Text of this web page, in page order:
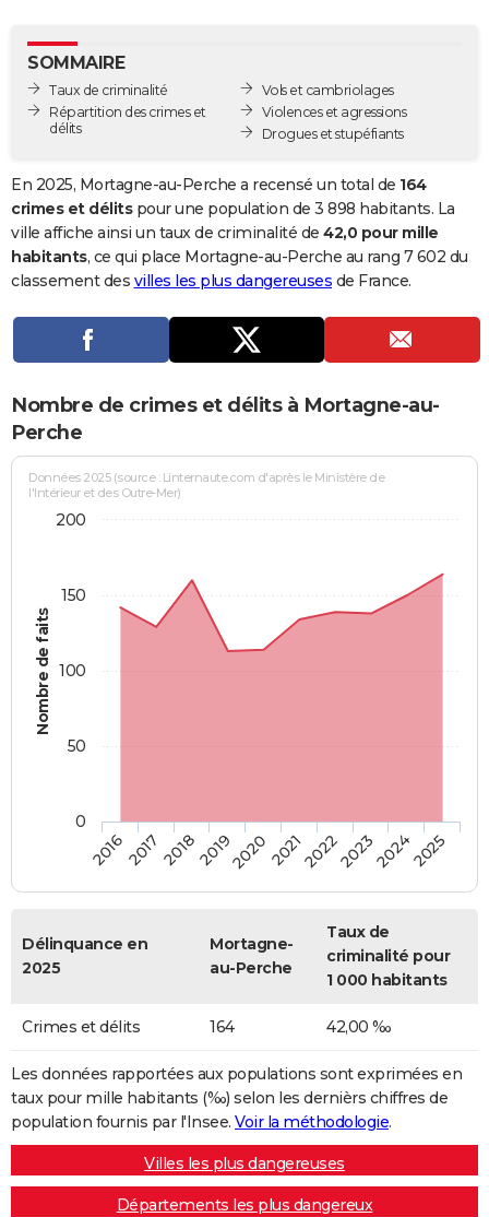
BONS PLANS
CARTE DE VOEUX
Dictionnaire
Biographies
Citations
Expressions
Proverbes
PROGRAMME TV
S'inscrire
Se connecter
Lycées
Collèges
Primaires
Universités
Entreprises
Service militaire
Avis de recherche
AVIS DE DÉCÈS
SOMMAIRE
Taux de criminalité
Répartition des crimes et
délits
Vols et cambriolages
Violences et agressions
Drogues et stupéfiants
En 2025, Mortagne-au-Perche a recensé un total de 164
crimes et délitspour une population de 3 898 habitants. La
ville affiche ainsi un taux de criminalité de 42,0 pour mille
habitants, ce qui place Mortagne-au-Perche au rang 7 602 du
classement des villes les plus dangereuses de France.
Nombre de crimes et délits à Mortagne-au-
Perche
Nombre de faits
Données 2025 (source : Linternaute.com d'après le Ministère de
l'Intérieur et des Outre-Mer)
2016201720182019202020212022202320242025
0
50
100
150
200
Délinquance en
2025
Mortagne-
au-Perche
Taux de
criminalité pour
1 000 habitants
Crimes et délits 164 42,00 ‰
Les données rapportées aux populations sont exprimées en
taux pour mille habitants (‰) selon les dernièrs chiffres de
population fournis par l'Insee. Voir la méthodologie.
Villes les plus dangereuses
Départements les plus dangereux